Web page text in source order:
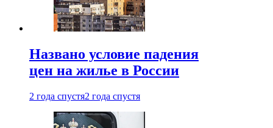
Названо условие падения
цен на жилье в России
2 года спустя2 года спустя